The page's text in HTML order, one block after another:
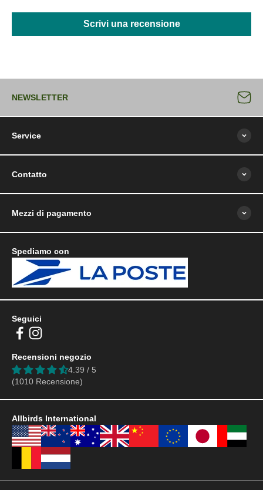
Scrivi una recensione
NEWSLETTER
Service
Contatto
Seguici
Recensioni negozio
4.39 / 5
(1010 Recensione)
Spediamo con
Mezzi di pagamento
Allbirds International